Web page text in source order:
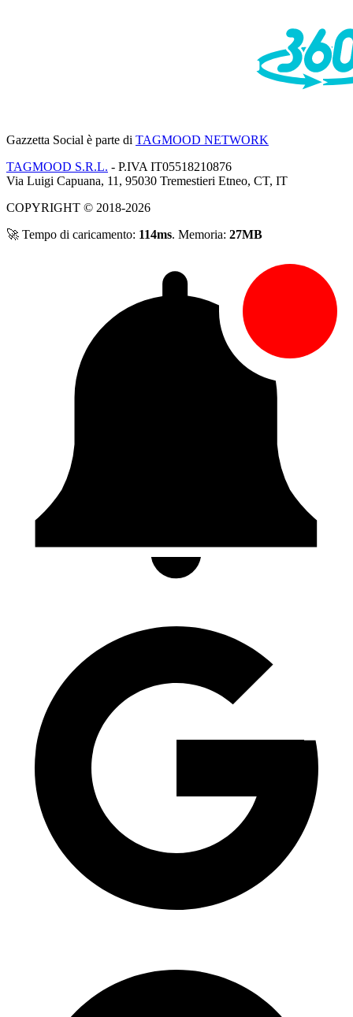
Gazzetta Social è parte di TAGMOOD NETWORK
TAGMOOD S.R.L. - P.IVA IT05518210876
Via Luigi Capuana, 11, 95030 Tremestieri Etneo, CT, IT
COPYRIGHT © 2018-2026
🚀 Tempo di caricamento: 114ms. Memoria: 27MB